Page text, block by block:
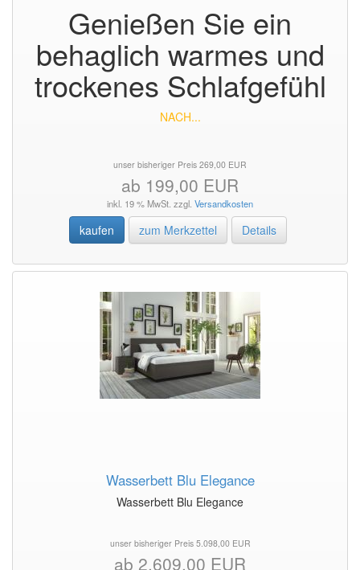
Genießen Sie ein
behaglich warmes und
trockenes Schlafgefühl
NACH...
unser bisheriger Preis 269,00 EUR
ab 199,00 EUR
inkl. 19 % MwSt. zzgl. Versandkosten
kaufen zum Merkzettel Details
Wasserbett Blu Elegance
Wasserbett Blu Elegance
unser bisheriger Preis 5.098,00 EUR
ab 2.609,00 EUR